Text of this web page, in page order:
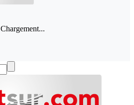
Chargement...